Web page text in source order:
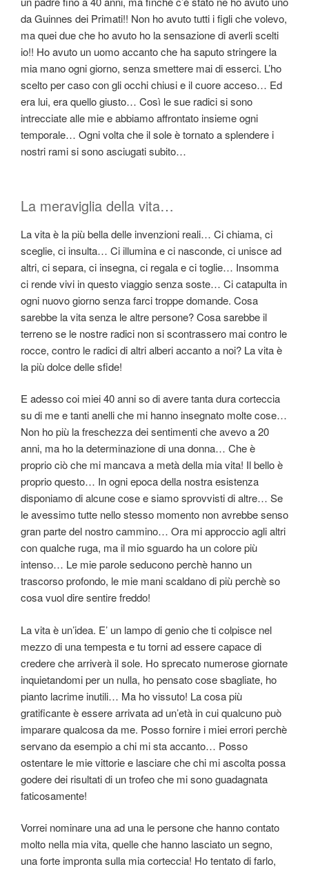
da Guinnes dei Primati!! Non ho avuto tutti i figli che volevo,
ma quei due che ho avuto ho la sensazione di averli scelti
io!! Ho avuto un uomo accanto che ha saputo stringere la
mia mano ogni giorno, senza smettere mai di esserci. L’ho
scelto per caso con gli occhi chiusi e il cuore acceso… Ed
era lui, era quello giusto… Così le sue radici si sono
intrecciate alle mie e abbiamo affrontato insieme ogni
temporale… Ogni volta che il sole è tornato a splendere i
nostri rami si sono asciugati subito…
La meraviglia della vita…
La vita è la più bella delle invenzioni reali… Ci chiama, ci
sceglie, ci insulta… Ci illumina e ci nasconde, ci unisce ad
altri, ci separa, ci insegna, ci regala e ci toglie… Insomma
ci rende vivi in questo viaggio senza soste… Ci catapulta in
ogni nuovo giorno senza farci troppe domande. Cosa
sarebbe la vita senza le altre persone? Cosa sarebbe il
terreno se le nostre radici non si scontrassero mai contro le
rocce, contro le radici di altri alberi accanto a noi? La vita è
la più dolce delle sfide!
E adesso coi miei 40 anni so di avere tanta dura corteccia
su di me e tanti anelli che mi hanno insegnato molte cose…
Non ho più la freschezza dei sentimenti che avevo a 20
anni, ma ho la determinazione di una donna… Che è
proprio ciò che mi mancava a metà della mia vita! Il bello è
proprio questo… In ogni epoca della nostra esistenza
disponiamo di alcune cose e siamo sprovvisti di altre… Se
le avessimo tutte nello stesso momento non avrebbe senso
gran parte del nostro cammino… Ora mi approccio agli altri
con qualche ruga, ma il mio sguardo ha un colore più
intenso… Le mie parole seducono perchè hanno un
trascorso profondo, le mie mani scaldano di più perchè so
cosa vuol dire sentire freddo!
La vita è un’idea. E’ un lampo di genio che ti colpisce nel
mezzo di una tempesta e tu torni ad essere capace di
credere che arriverà il sole. Ho sprecato numerose giornate
inquietandomi per un nulla, ho pensato cose sbagliate, ho
pianto lacrime inutili… Ma ho vissuto! La cosa più
gratificante è essere arrivata ad un’età in cui qualcuno può
imparare qualcosa da me. Posso fornire i miei errori perchè
servano da esempio a chi mi sta accanto… Posso
ostentare le mie vittorie e lasciare che chi mi ascolta possa
godere dei risultati di un trofeo che mi sono guadagnata
faticosamente!
Vorrei nominare una ad una le persone che hanno contato
molto nella mia vita, quelle che hanno lasciato un segno,
una forte impronta sulla mia corteccia! Ho tentato di farlo,